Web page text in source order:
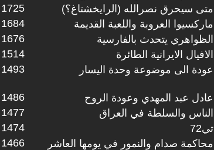
1725 متى سيحرق نصرالله (الرايخشتاغ؟)
1684 ماركسيوا العروبة واللعبة القديمة
1676 الظواهري يتحدث بالفارسية
1514 الافيال الايرانية الطائرة
1493 عودة الى موضوعة وحدة اليسار
1486 عادل عبد المهدي وعودة الروح
1477 الناس والسلطة في العراق
1474 تي72
1466 محاكمة صدام والنمور في يومها العاشر